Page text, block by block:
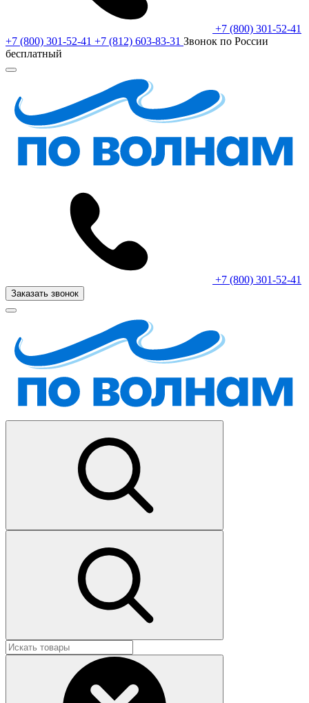
+7 (800) 301-52-41
+7 (800) 301-52-41 +7 (812) 603-83-31 Звонок по России
бесплатный
+7 (800) 301-52-41
Заказать звонок